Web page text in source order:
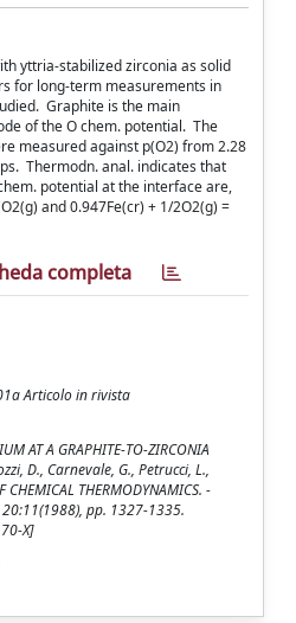
yttria-stabilized zirconia as solid
for long-term measurements in
Graphite is the main
of the O chem. potential. The
measured against p(O2) from 2.28
Thermodn. anal. indicates that
potential at the interface are,
and 0.947Fe(cr) + 1/2O2(g) =
completa
Articolo in rivista
AT A GRAPHITE-TO-ZIRCONIA
D., Carnevale, G., Petrucci, L.,
THERMODYNAMICS. -
20:11(1988), pp. 1327-1335.
X]